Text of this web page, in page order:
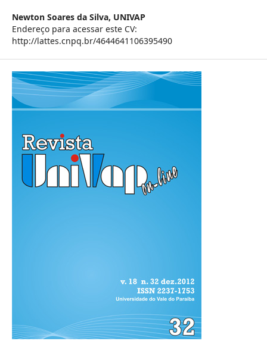
Newton Soares da Silva, UNIVAP
Endereço para acessar este CV:
http://lattes.cnpq.br/4644641106395490